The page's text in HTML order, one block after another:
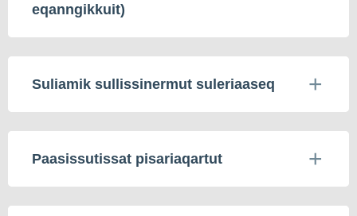
eqanngikkuit)
Suliamik sullissinermut suleriaaseq
Paasissutissat pisariaqartut